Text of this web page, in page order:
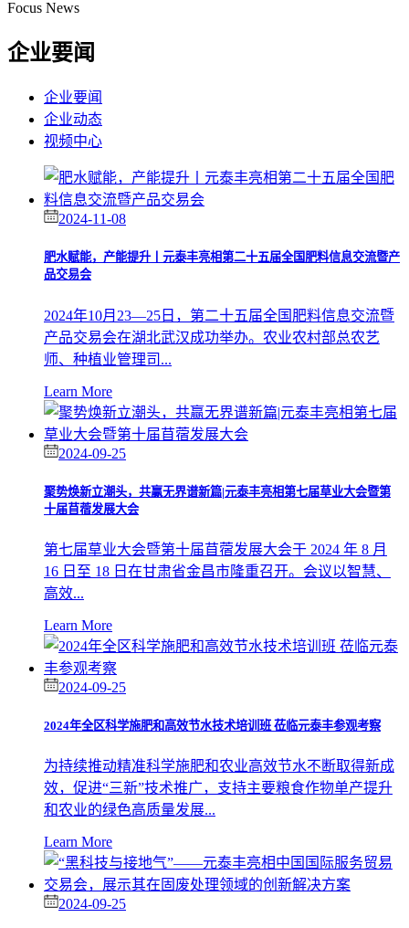
Focus News
企业要闻
企业要闻
企业动态
视频中心
2024-11-08
肥水赋能，产能提升丨元泰丰亮相第二十五届全国肥料信息交流暨产
品交易会
2024年10月23—25日，第二十五届全国肥料信息交流暨
产品交易会在湖北武汉成功举办。农业农村部总农艺
师、种植业管理司...
Learn More
2024-09-25
聚势焕新立潮头，共赢无界谱新篇|元泰丰亮相第七届草业大会暨第
十届苜蓿发展大会
第七届草业大会暨第十届苜蓿发展大会于 2024 年 8 月
16 日至 18 日在甘肃省金昌市隆重召开。会议以智慧、
高效...
Learn More
2024-09-25
2024年全区科学施肥和高效节水技术培训班 莅临元泰丰参观考察
为持续推动精准科学施肥和农业高效节水不断取得新成
效，促进“三新”技术推广，支持主要粮食作物单产提升
和农业的绿色高质量发展...
Learn More
2024-09-25